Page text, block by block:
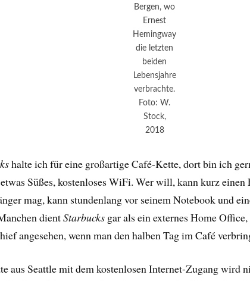
Bergen, wo
Ernest
Hemingway
die letzten
beiden
Lebensjahre
verbrachte.
Foto: W.
Stock,
2018
halte ich für eine großartige Café-Kette, dort bin ich
Süßes, kostenloses WiFi. Wer will, kann kurz einen
mag, kann stundenlang vor seinem Notebook und
dientStarbucks gar als ein externes Home
angesehen, wenn man den halben Tag im Café
aus Seattle mit dem kostenlosen Internet-Zugang wird